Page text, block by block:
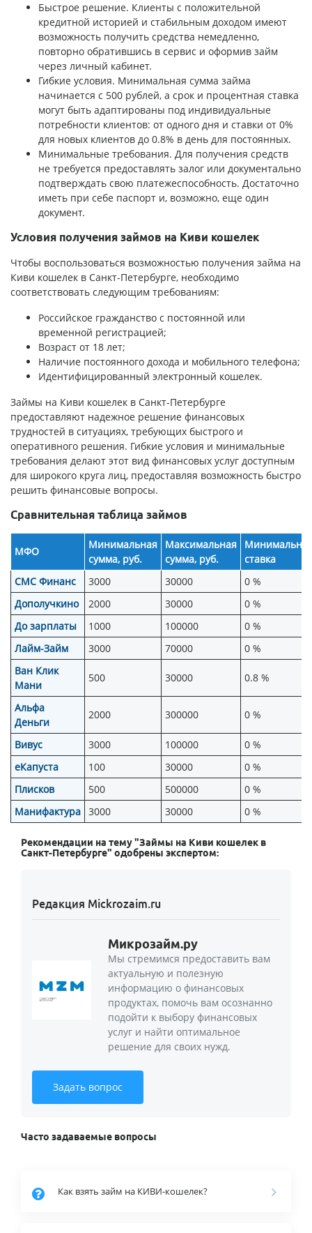
Быстрое решение. Клиенты с положительной
кредитной историей и стабильным доходом имеют
возможность получить средства немедленно,
повторно обратившись в сервис и оформив займ
через личный кабинет.
Гибкие условия. Минимальная сумма займа
начинается с 500 рублей, а срок и процентная ставка
могут быть адаптированы под индивидуальные
потребности клиентов: от одного дня и ставки от 0%
для новых клиентов до 0.8% в день для постоянных.
Минимальные требования. Для получения средств
не требуется предоставлять залог или документально
подтверждать свою платежеспособность. Достаточно
иметь при себе паспорт и, возможно, еще один
документ.
Условия получения займов на Киви кошелек
Чтобы воспользоваться возможностью получения займа на
Киви кошелек в Санкт-Петербурге, необходимо
соответствовать следующим требованиям:
Российское гражданство с постоянной или
временной регистрацией;
Возраст от 18 лет;
Наличие постоянного дохода и мобильного телефона;
Идентифицированный электронный кошелек.
Займы на Киви кошелек в Санкт-Петербурге
предоставляют надежное решение финансовых
трудностей в ситуациях, требующих быстрого и
оперативного решения. Гибкие условия и минимальные
требования делают этот вид финансовых услуг доступным
для широкого круга лиц, предоставляя возможность быстро
решить финансовые вопросы.
Сравнительная таблица займов
МФО
Минимальная
сумма, руб.
Максимальная
сумма, руб.
ставка
СМС Финанс
3000 30000
0 %
Дополучкино
2000 30000
0 %
До зарплаты
1000 100000
0 %
Лайм-Займ
3000 70000
0 %
Ван Клик
Мани
500 30000 0.8 %
Альфа
Деньги
2000 300000 0 %
Вивус 3000 100000
0 %
еКапуста
100 30000
0 %
Плисков
500 500000
0 %
Манифактура 3000 30000 0 %
Рекомендации на тему "Займы на Киви кошелек в
Санкт-Петербурге" одобрены экспертом:
Редакция Mickrozaim.ru
Микрозайм.ру
Мы стремимся предоставить вам
актуальную и полезную
информацию о финансовых
продуктах, помочь вам осознанно
подойти к выбору финансовых
услуг и найти оптимальное
решение для своих нужд.
Задать вопрос
Часто задаваемые вопросы
Как взять займ на КИВИ-кошелек?